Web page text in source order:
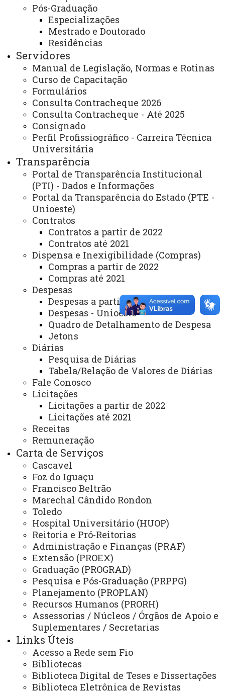
Pós-Graduação
Especializações
Mestrado e Doutorado
Residências
Servidores
Manual de Legislação, Normas e Rotinas
Curso de Capacitação
Formulários
Consulta Contracheque 2026
Consulta Contracheque - Até 2025
Consignado
Perfil Profissiográfico - Carreira Técnica
Universitária
Transparência
Portal de Transparência Institucional
(PTI) - Dados e Informações
Portal da Transparência do Estado (PTE -
Unioeste)
Contratos
Contratos a partir de 2022
Contratos até 2021
Dispensa e Inexigibilidade (Compras)
Compras a partir de 2022
Compras até 2021
Despesas
Despesas a partir de 2019
Despesas - Unioeste
Quadro de Detalhamento de Despesa
Jetons
Diárias
Pesquisa de Diárias
Tabela/Relação de Valores de Diárias
Fale Conosco
Licitações
Licitações a partir de 2022
Licitações até 2021
Receitas
Remuneração
Carta de Serviços
Cascavel
Foz do Iguaçu
Francisco Beltrão
Marechal Cândido Rondon
Toledo
Hospital Universitário (HUOP)
Reitoria e Pró-Reitorias
Administração e Finanças (PRAF)
Extensão (PROEX)
Graduação (PROGRAD)
Pesquisa e Pós-Graduação (PRPPG)
Planejamento (PROPLAN)
Recursos Humanos (PRORH)
Assessorias / Núcleos / Órgãos de Apoio e
Suplementares / Secretarias
Links Úteis
Acesso a Rede sem Fio
Bibliotecas
Biblioteca Digital de Teses e Dissertações
Biblioteca Eletrônica de Revistas
Você está aqui:Unioeste
Campus Francisco Beltrão - Carta de Serviços
Lista de Itens do Campus Francisco Beltrão
CCH - Grupo Musicena
ACESSE
Acesso Restrito (Editores do Portal)
Arquivo Virtual
Bibliotecas
Identidade Visual
Mapa do Site
Ouvidoria
Portal Office 365
Sistemas
Telefones
Webmail
REITORIA
Secretaria Geral
Gabinete Reitoria
Secretaria dos Conselhos Superiores
PRÓ-REITORIAS
Administração e Finanças
Extensão
Graduação
Pesquisa/Pós Graduação
Recursos Humanos
Planejamento
ASSESSORIAS
Assistência Estudantil
Auditoria Interna
Avaliação Institucional
Convênios e Captação de Recursos
Corregedoria da Unioeste
Comunicação Social
Igualdade e Promoção Social